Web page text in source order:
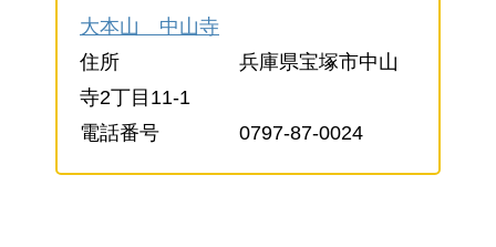
大本山 中山寺
住所 兵庫県宝塚市中山
寺2丁目11-1
電話番号 0797-87-0024